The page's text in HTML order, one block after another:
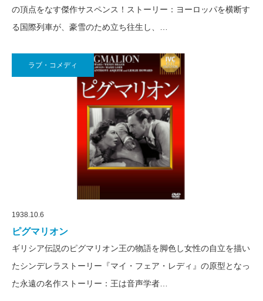
の頂点をなす傑作サスペンス！ストーリー：ヨーロッパを横断す
る国際列車が、豪雪のため立ち往生し、…
ラブ・コメディ
1938.10.6
ピグマリオン
ギリシア伝説のピグマリオン王の物語を脚色し女性の自立を描い
たシンデレラストーリー『マイ・フェア・レディ』の原型となっ
た永遠の名作ストーリー：王は音声学者…